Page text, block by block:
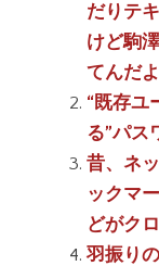
だりテ
けど駒
てんだよ
“既存ユ
る”パス
昔、ネ
ックマ
どがク
羽振り